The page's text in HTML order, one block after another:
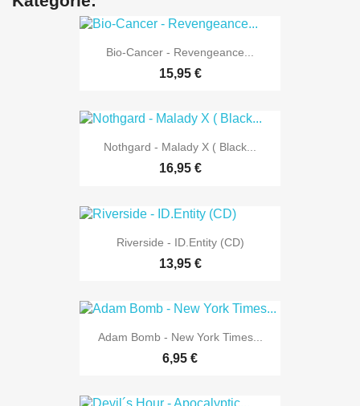
Bio-Cancer - Revengeance...
15,95 €
Nothgard - Malady X ( Black...
16,95 €
Riverside - ID.Entity (CD)
13,95 €
Adam Bomb - New York Times...
6,95 €